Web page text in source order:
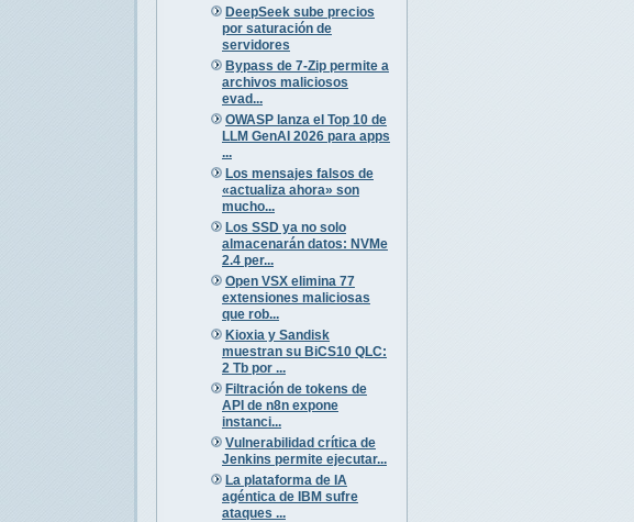
DeepSeek sube precios
por saturación de
servidores
Bypass de 7-Zip permite a
archivos maliciosos
evad...
OWASP lanza el Top 10 de
LLM GenAI 2026 para apps
...
Los mensajes falsos de
«actualiza ahora» son
mucho...
Los SSD ya no solo
almacenarán datos: NVMe
2.4 per...
Open VSX elimina 77
extensiones maliciosas
que rob...
Kioxia y Sandisk
muestran su BiCS10 QLC:
2 Tb por ...
Filtración de tokens de
API de n8n expone
instanci...
Vulnerabilidad crítica de
Jenkins permite ejecutar...
La plataforma de IA
agéntica de IBM sufre
ataques ...